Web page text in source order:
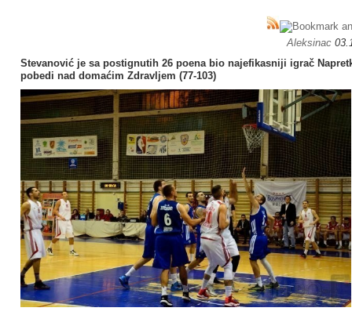
Aleksinac
Stevanović je sa postignutih 26 poena bio najefikasniji igrač
pobedi nad domaćim Zdravljem (77-103)